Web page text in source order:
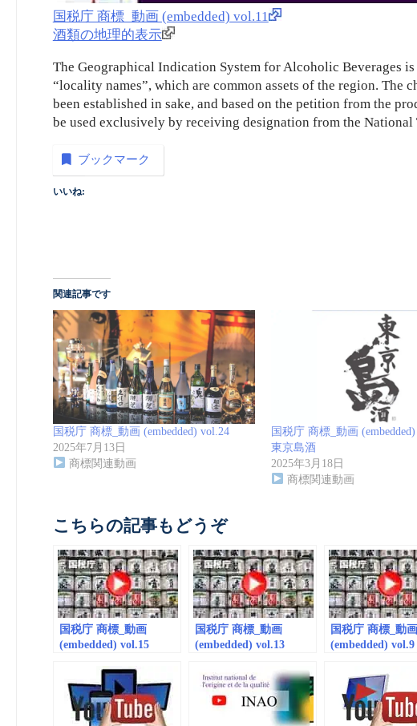
国税庁 商標_動画 (embedded) vol.11
酒類の地理的表示
The Geographical Indication System for Alcoholic Beverages
“locality names”, which are common assets of the region. The
been established in sake, and based on the petition from the
be used exclusively by receiving designation from the National
ブックマーク
いいね:
関連記事です
国税庁 商標_動画 (embedded) vol.24
2025年7月13日
商標関連動画
国税庁 商標_動画
東京島酒
2025年3月18日
商標関連動画
こちらの記事もどうぞ
国税庁 商標_動画
(embedded) vol.15
国税庁 商標_動画
(embedded) vol.13
国税庁 商標_動画
(embedded) vol.9